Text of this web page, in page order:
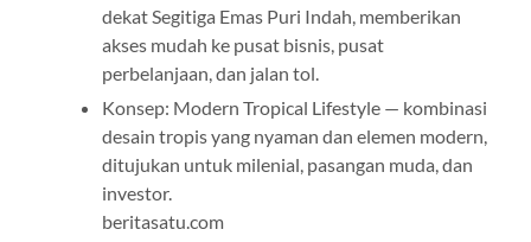
dekat Segitiga Emas Puri Indah, memberikan
akses mudah ke pusat bisnis, pusat
perbelanjaan, dan jalan tol.
Konsep: Modern Tropical Lifestyle — kombinasi
desain tropis yang nyaman dan elemen modern,
ditujukan untuk milenial, pasangan muda, dan
investor.
beritasatu.com